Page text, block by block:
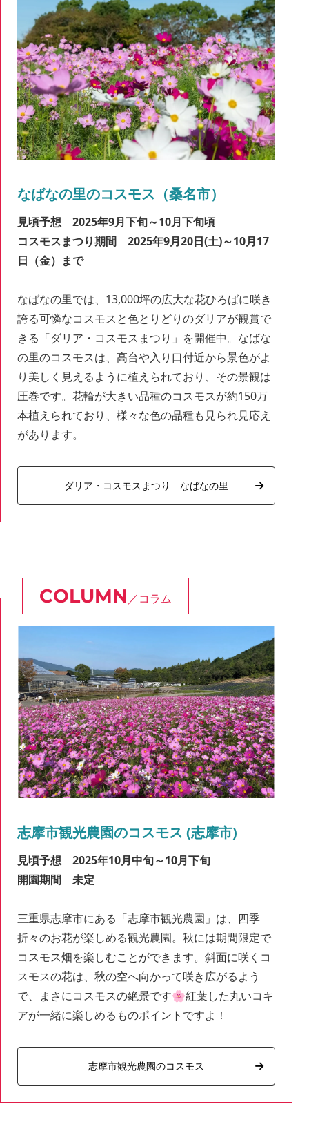
なばなの里のコスモス（桑名市）
見頃予想 2025年9月下旬～10月下旬頃
コスモスまつり期間 2025年9月20日(土)～10月17
日（金）まで
なばなの里では、13,000坪の広大な花ひろばに咲き
誇る可憐なコスモスと色とりどりのダリアが観賞で
きる「ダリア・コスモスまつり」を開催中。なばな
の里のコスモスは、高台や入り口付近から景色がよ
り美しく見えるように植えられており、その景観は
圧巻です。花輪が大きい品種のコスモスが約150万
本植えられており、様々な色の品種も見られ見応え
があります。
ダリア・コスモスまつり なばなの里
コラム
志摩市観光農園のコスモス (志摩市)
見頃予想 2025年10月中旬～10月下旬
開園期間 未定
三重県志摩市にある「志摩市観光農園」は、四季
折々のお花が楽しめる観光農園。秋には期間限定で
コスモス畑を楽しむことができます。斜面に咲くコ
スモスの花は、秋の空へ向かって咲き広がるよう
で、まさにコスモスの絶景です🌸紅葉した丸いコキ
アが一緒に楽しめるものポイントですよ！
志摩市観光農園のコスモス